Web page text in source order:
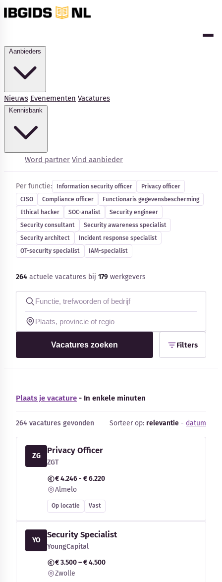
Nieuws Evenementen Vacatures
Word partner Vind aanbieder
Kennisbank
Blog
Bedrijfsupdates
Externe bronnen
Woordenboek
Auteurs
Cybersecurity-vacatures
Per functie: Information security officer
Privacy officer
CISO
Compliance officer
Functionaris gegevensbescherming
Ethical hacker
SOC-analist
Security engineer
Security consultant
Security awareness specialist
Security architect
Incident response specialist
OT-security specialist
IAM-specialist
264 actuele vacatures bij 179 werkgevers
Vacatures zoeken Filters
Plaats je vacature - In enkele minuten
264 vacatures gevonden Sorteer op: relevantie - datum
ZG
Privacy Officer
ZGT
€ 4.246 - € 6.220
Almelo
Op locatie Vast
YO
Security Specialist
YoungCapital
€ 3.500 – € 4.500
Zwolle